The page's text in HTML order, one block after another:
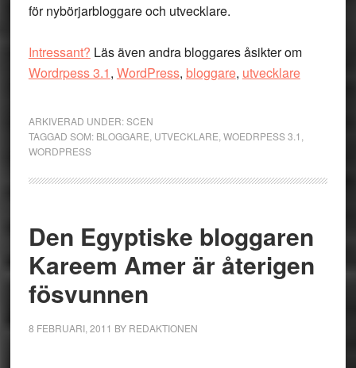
för nybörjarbloggare och utvecklare.
Intressant? Läs även andra bloggares åsikter om
Wordrpess 3.1, WordPress, bloggare, utvecklare
ARKIVERAD UNDER:SCEN
TAGGAD SOM: BLOGGARE UTVECKLARE WOEDRPESS 3.1
WORDPRESS
Den Egyptiske bloggaren
Kareem Amer är återigen
fösvunnen
8 FEBRUARI, 2011 BY REDAKTIONEN